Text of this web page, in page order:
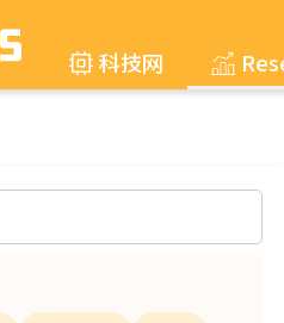
科技网